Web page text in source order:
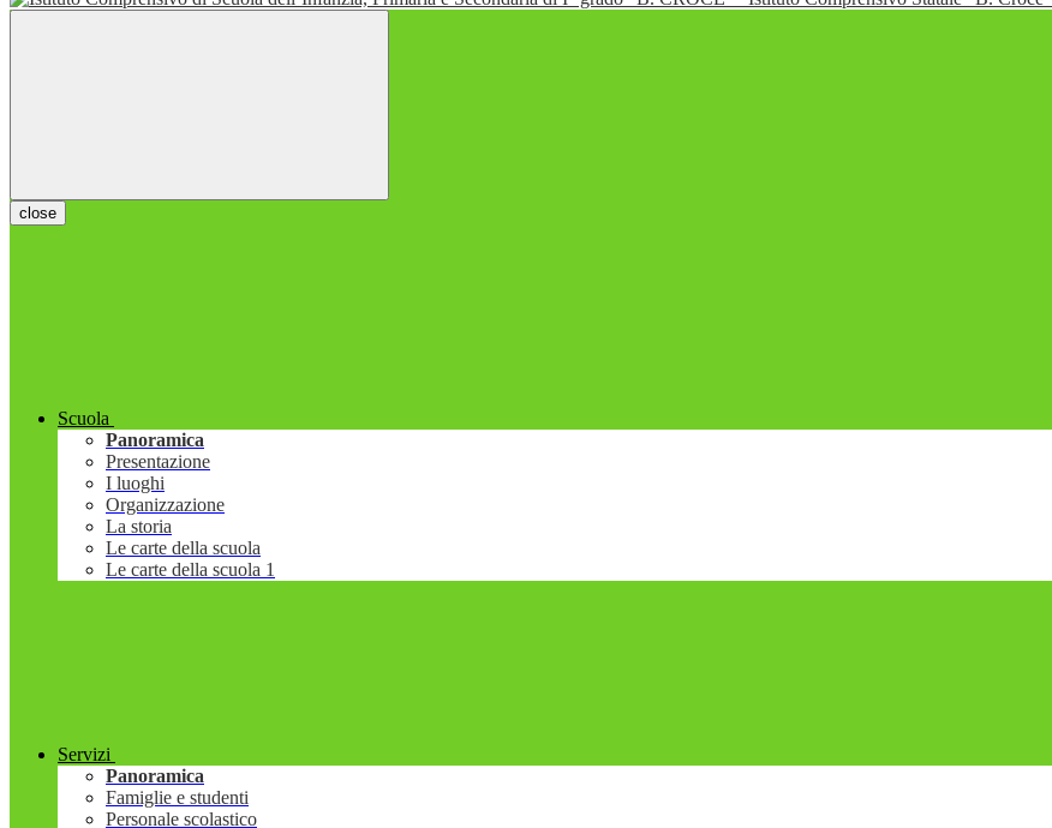
close
Scuola
Panoramica
Presentazione
I luoghi
Organizzazione
La storia
Le carte della scuola
Le carte della scuola 1
Servizi
Panoramica
Famiglie e studenti
Personale scolastico